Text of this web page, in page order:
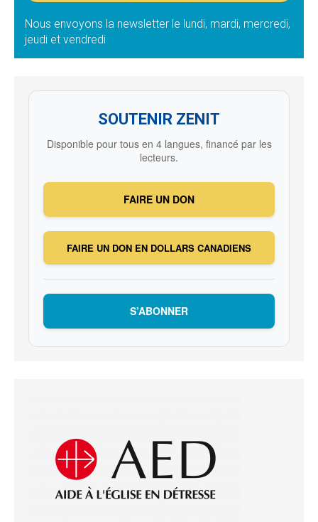
Nous envoyons la newsletter le lundi, mardi, mercredi,
jeudi et vendredi
SOUTENIR ZENIT
Disponible pour tous en 4 langues, financé par les
lecteurs.
FAIRE UN DON
FAIRE UN DON EN DOLLARS CANADIENS
S’ABONNER